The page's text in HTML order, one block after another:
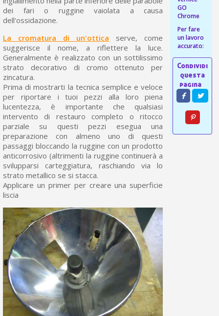
dei fari o ruggine vaiolata a causa
dell'ossidazione.
La cromatura di un'ottica serve, come
suggerisce il nome, a riflettere la luce.
Generalmente è realizzato con un sottilissimo
strato decorativo di cromo ottenuto per
zincatura.
Prima di mostrarti la tecnica semplice e veloce
per riportare i tuoi pezzi alla loro piena
lucentezza, è importante che qualsiasi
intervento di restauro completo o ritocco
parziale su questi pezzi esegua una
preparazione con almeno uno di questi
passaggi bloccando la ruggine con un prodotto
anticorrosivo (altrimenti la ruggine continuerà a
svilupparsi carteggiatura, raschiando via lo
strato metallico se si stacca.
Applicare un primer per creare una superficie
liscia
GO
Chrome
Per fare
un lavoro
accurato: